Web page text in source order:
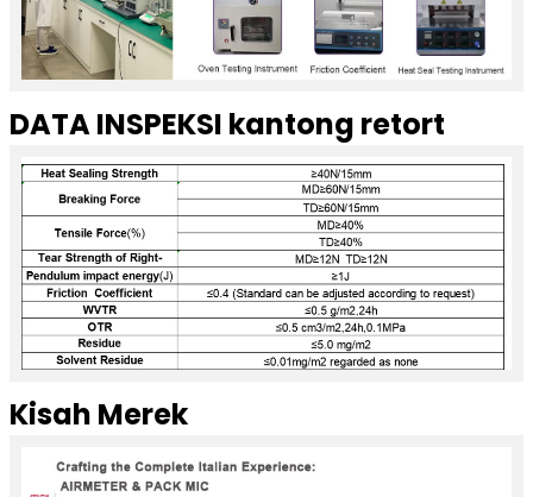
DATA INSPEKSI kantong retort
Kisah Merek